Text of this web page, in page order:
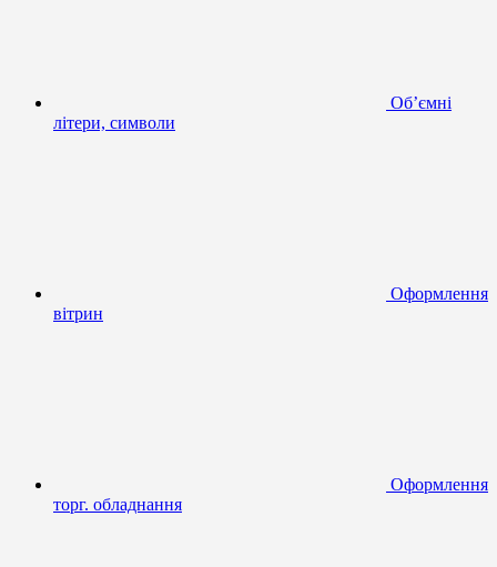
Об’ємні
літери, символи
Оформлення
вітрин
Оформлення
торг. обладнання